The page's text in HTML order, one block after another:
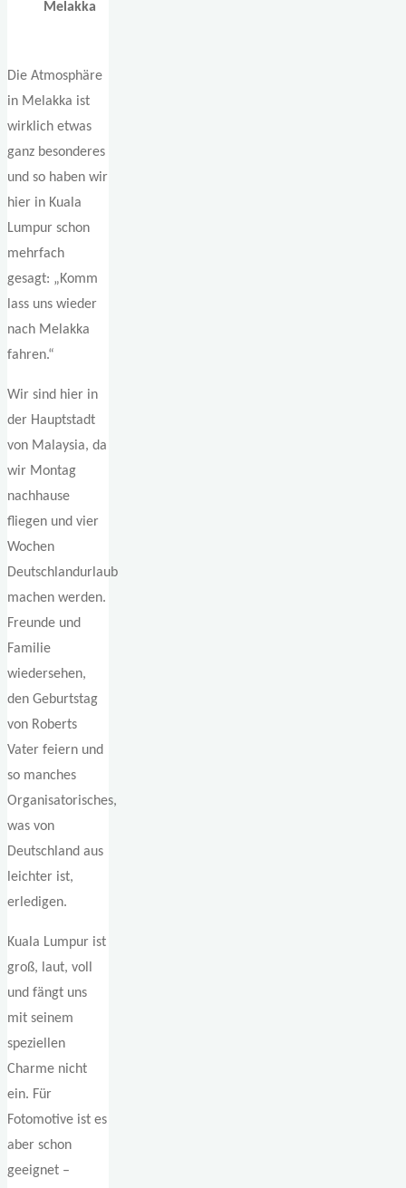
Melakka
Die Atmosphäre
in Melakka ist
wirklich etwas
ganz besonderes
und so haben wir
hier in Kuala
Lumpur schon
mehrfach
gesagt: „Komm
lass uns wieder
nach Melakka
fahren.“
Wir sind hier in
der Hauptstadt
von Malaysia, da
wir Montag
nachhause
fliegen und vier
Wochen
Deutschlandurlaub
machen werden.
Freunde und
Familie
wiedersehen,
den Geburtstag
von Roberts
Vater feiern und
so manches
Organisatorisches,
was von
Deutschland aus
leichter ist,
erledigen.
Kuala Lumpur ist
groß, laut, voll
und fängt uns
mit seinem
speziellen
Charme nicht
ein. Für
Fotomotive ist es
aber schon
geeignet –